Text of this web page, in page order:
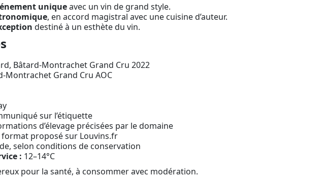
uniqueavec un vin de grand style.
, en accord magistral avec une cuisine d’auteur.
destiné à un esthète du vin.
Bâtard-Montrachet Grand Cru 2022
Montrachet Grand Cru AOC
sur l’étiquette
d’élevage précisées par le domaine
format proposé sur Louvins.fr
selon conditions de conservation
: 12–14°C
pour la santé, à consommer avec modération.